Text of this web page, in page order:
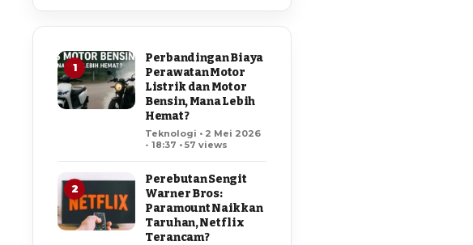
1
Perbandingan Biaya
Perawatan Motor
Listrik dan Motor
Bensin, Mana Lebih
Hemat?
Teknologi • 2 Mei 2026
- 18:37 • 57 views
2
Perebutan Sengit
Warner Bros:
Paramount Naikkan
Taruhan, Netflix
Terancam?